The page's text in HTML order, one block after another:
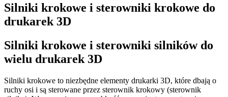
Silniki krokowe i sterowniki krokowe do
drukarek 3D
Silniki krokowe i sterowniki silników do
wielu drukarek 3D
Silniki krokowe to niezbędne elementy drukarki 3D, które dbają o
ruchy osi i są sterowane przez sterownik krokowy (sterownik